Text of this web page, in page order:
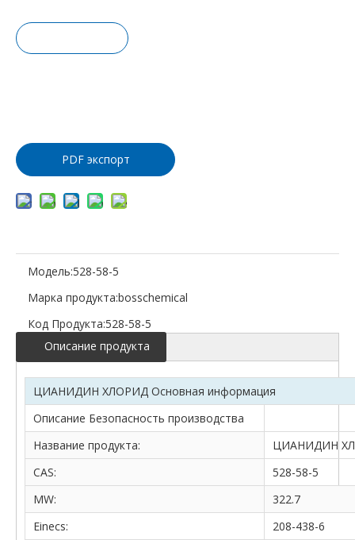
PDF экспорт
Модель:528-58-5
Марка продукта:bosschemical
Код Продукта:528-58-5
Описание продукта
ЦИАНИДИН ХЛОРИД Основная информация
Описание Безопасность производства
Название продукта:
ЦИАНИДИН
CAS:
528-58-5
MW:
322.7
Einecs:
208-438-6